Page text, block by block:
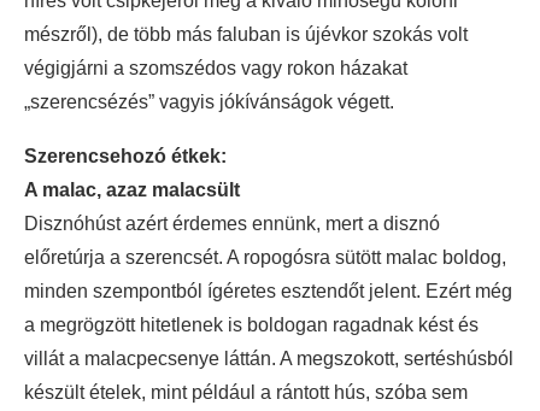
mészről), de több más faluban is újévkor szokás volt
végigjárni a szomszédos vagy rokon házakat
„szerencsézés” vagyis jókívánságok végett.
Szerencsehozó étkek:
A malac, azaz malacsült
Disznóhúst azért érdemes ennünk, mert a disznó
előretúrja a szerencsét. A ropogósra sütött malac boldog,
minden szempontból ígéretes esztendőt jelent. Ezért még
a megrögzött hitetlenek is boldogan ragadnak kést és
villát a malacpecsenye láttán. A megszokott, sertéshúsból
készült ételek, mint például a rántott hús, szóba sem